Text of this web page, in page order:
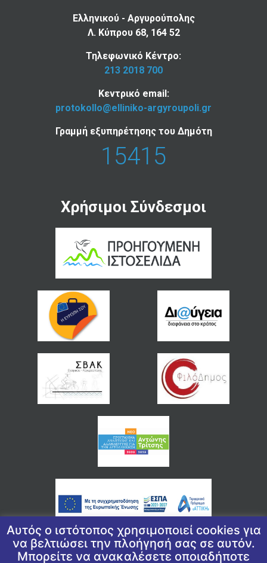
Ελληνικού - Αργυρούπολης
Λ. Κύπρου 68, 164 52
Τηλεφωνικό Κέντρο:
213 2018 700
Κεντρικό email:
protokollo@elliniko-argyroupoli.gr
Γραμμή εξυπηρέτησης του Δημότη
15415
Χρήσιμοι Σύνδεσμοι
Αυτός ο ιστότοπος χρησιμοποιεί cookies για
να βελτιώσει την πλοήγησή σας σε αυτόν.
Μπορείτε να ανακαλέσετε οποιαδήποτε